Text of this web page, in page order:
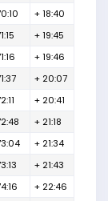
+ 18:40
+ 19:45
+ 19:46
+ 20:07
+ 20:41
+ 21:18
+ 21:34
+ 21:43
+ 22:46